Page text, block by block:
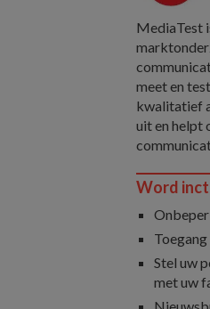
MediaTest
meet en
kwalitatief
uit en helpt
Word
Stel uw
met uw